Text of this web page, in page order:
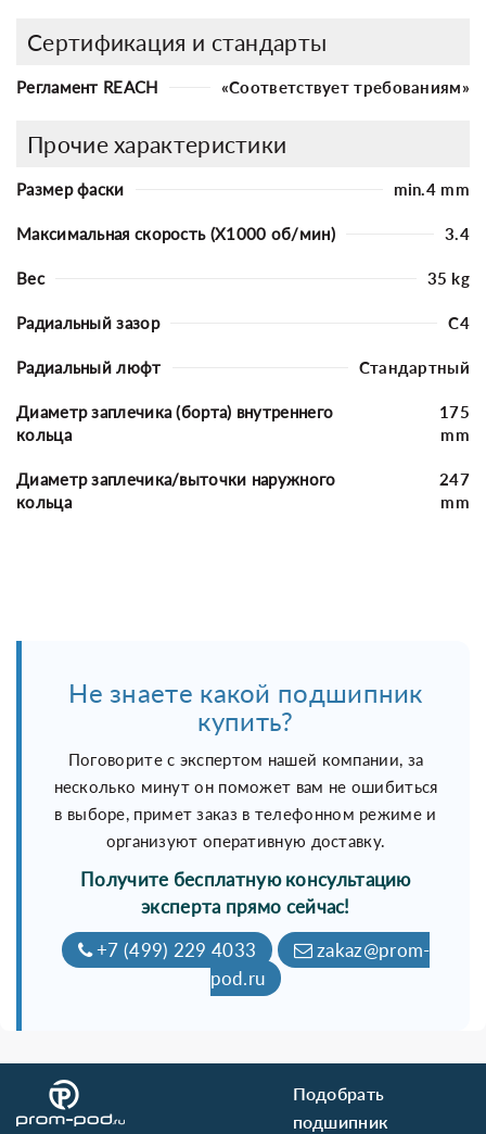
Сертификация и стандарты
Регламент REACH «Соответствует требованиям»
Прочие характеристики
Размер фаски min.4 mm
Максимальная скорость (X1000 об/мин) 3.4
Вес 35 kg
Радиальный зазор C4
Радиальный люфт Стандартный
Диаметр заплечика (борта) внутреннего
кольца
175
mm
Диаметр заплечика/выточки наружного
кольца
247
mm
Не знаете какой подшипник
купить?
Поговорите с экспертом нашей компании, за
несколько минут он поможет вам не ошибиться
в выборе, примет заказ в телефонном режиме и
организуют оперативную доставку.
Получите бесплатную консультацию
эксперта прямо сейчас!
+7 (499) 229 4033
zakaz@prom-
pod.ru
Подобрать
подшипник